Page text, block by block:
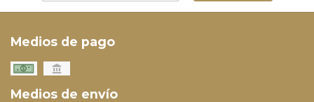
Medios de pago
Medios de envío